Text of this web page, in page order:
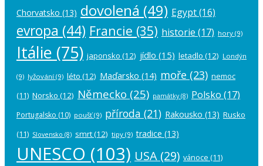
Chorvatsko (13) dovolená (49) Egypt(16)
evropa (44) Francie (35) historie (17) hory (9)
Itálie (75) japonsko (12) jídlo (15) letadlo (12) Londýn
(9) lyžování (9) léto (12) Maďarsko (14) moře (23) nemoc
(11) Norsko (12) Německo (25) památky(8) Polsko (17)
Portugalsko (10) poušť(9) příroda (21) Rakousko (13) Rusko
(11) Slovensko (8) smrt(12) tipy (9) tradice (13)
UNESCO (103) USA (29) vánoce (11)